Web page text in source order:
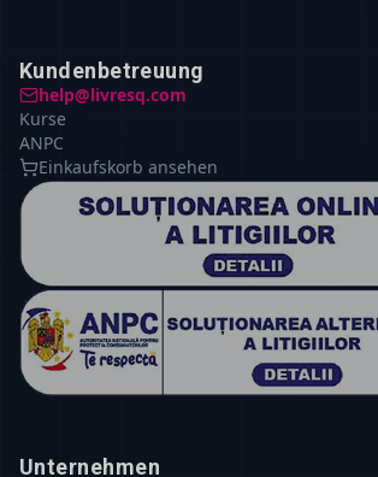
Kundenbetreuung
help@livresq.com
Kurse
ANPC
Einkaufskorb ansehen
Unternehmen